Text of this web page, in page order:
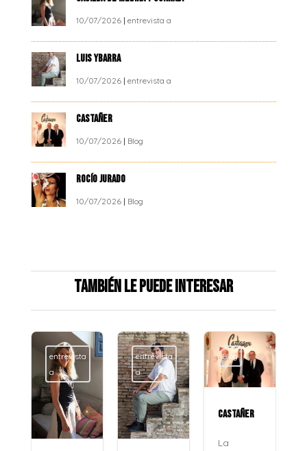
10/07/2026| entrevista a
LUIS YBARRA
10/07/2026| entrevista a
CASTAÑER
10/07/2026| Blog
ROCÍO JURADO
10/07/2026| Blog
También le puede interesar
entrevista
a
entrevista
a
Blog
CASTAÑER
La